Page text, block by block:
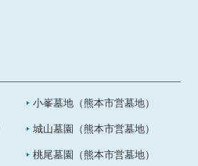
小峯墓地（熊本市営墓地）
城山墓園（熊本市営墓地）
桃尾墓園（熊本市営墓地）